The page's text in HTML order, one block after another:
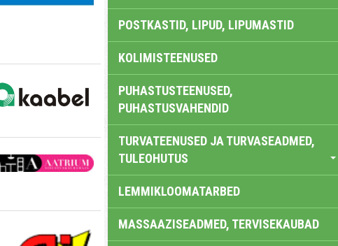
POSTKASTID, LIPUD, LIPUMASTID
KOLIMISTEENUSED
PUHASTUSTEENUSED,
PUHASTUSVAHENDID
TURVATEENUSED JA TURVASEADMED,
TULEOHUTUS
LEMMIKLOOMATARBED
MASSAAZISEADMED, TERVISEKAUBAD